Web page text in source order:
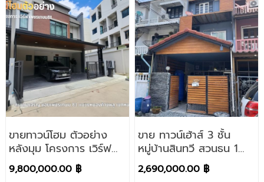
ขายทาวน์โฮม ตัวอย่าง
หลังมุม โครงการ เวิร์ฟ
เพชรเกษม81 (Verve
Phetkasem) ถ.มาเจริญ
9,800,000.00 ฿
ขาย ทาวน์เฮ้าส์ 3 ชั้น
หมู่บ้านสินทวี สวนธน 1
ประชาอุทิศ 44 - ทุ่งครุ
บ้านสวย ทำเลดี
2,690,000.00 ฿